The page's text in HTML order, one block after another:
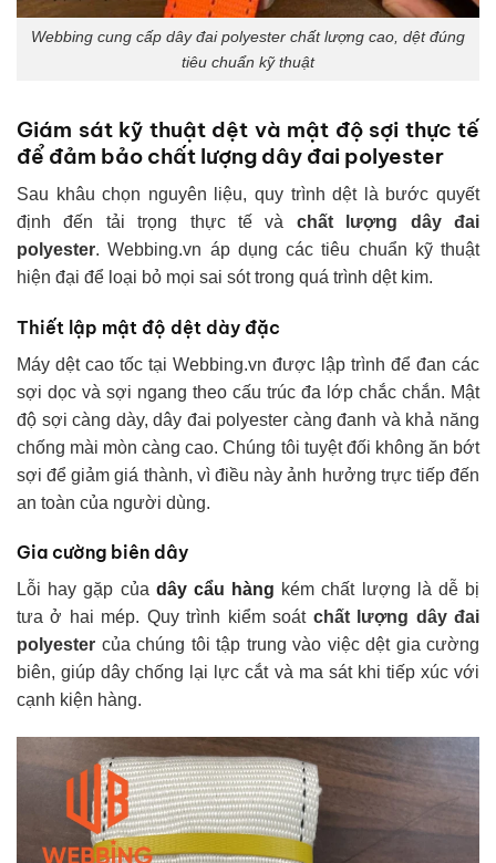
Webbing cung cấp dây đai polyester chất lượng cao, dệt đúng
tiêu chuẩn kỹ thuật
Giám sát kỹ thuật dệt và mật độ sợi thực tế
để đảm bảo chất lượng dây đai polyester
Sau khâu chọn nguyên liệu, quy trình dệt là bước quyết
định đến tải trọng thực tế và chất lượng dây đai
polyester. Webbing.vn áp dụng các tiêu chuẩn kỹ thuật
hiện đại để loại bỏ mọi sai sót trong quá trình dệt kim.
Thiết lập mật độ dệt dày đặc
Máy dệt cao tốc tại Webbing.vn được lập trình để đan các
sợi dọc và sợi ngang theo cấu trúc đa lớp chắc chắn. Mật
độ sợi càng dày, dây đai polyester càng đanh và khả năng
chống mài mòn càng cao. Chúng tôi tuyệt đối không ăn bớt
sợi để giảm giá thành, vì điều này ảnh hưởng trực tiếp đến
an toàn của người dùng.
Gia cường biên dây
Lỗi hay gặp của dây cẩu hàng kém chất lượng là dễ bị
tưa ở hai mép. Quy trình kiểm soát chất lượng dây đai
polyester của chúng tôi tập trung vào việc dệt gia cường
biên, giúp dây chống lại lực cắt và ma sát khi tiếp xúc với
cạnh kiện hàng.